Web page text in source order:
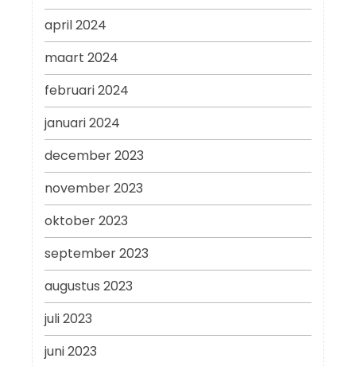
april 2024
maart 2024
februari 2024
januari 2024
december 2023
november 2023
oktober 2023
september 2023
augustus 2023
juli 2023
juni 2023